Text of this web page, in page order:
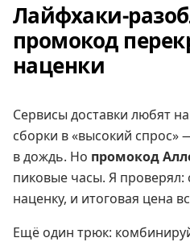
Лайфхаки-
промокод
наценки
Сервисы доставки любят
сборки в «высокий
в дождь. Но промокод
пиковые часы. Я проверял:
наценку, и итоговая цена
Ещё один трюк: